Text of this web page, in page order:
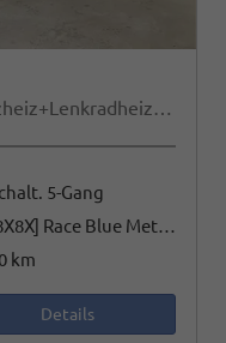
Selection 95PS GV4+AHK+Sitzheiz+Lenkradheiz+Climatronic+Tempomat+PDC
5-Gang
[8X8X] Race Blue Metallic
km
Details